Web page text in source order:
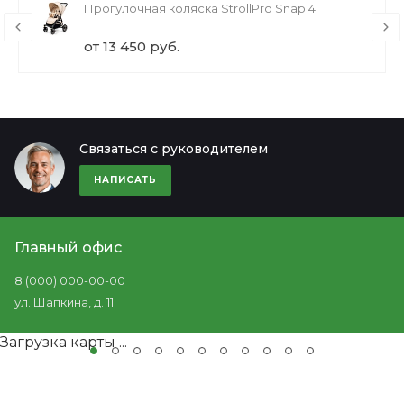
Прогулочная коляска StrollPro Snap 4
от 13 450 руб.
Связаться с руководителем
НАПИСАТЬ
Главный офис
8 (000) 000-00-00
ул. Шапкина, д. 11
Загрузка карты ...